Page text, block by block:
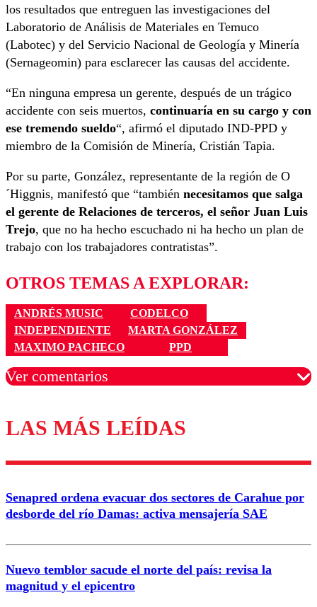
los resultados que entreguen las investigaciones del
Laboratorio de Análisis de Materiales en Temuco
(Labotec) y del Servicio Nacional de Geología y Minería
(Sernageomin) para esclarecer las causas del accidente.
“En ninguna empresa un gerente, después de un trágico
accidente con seis muertos, continuaría en su cargo y con
ese tremendo sueldo“, afirmó el diputado IND-PPD y
miembro de la Comisión de Minería, Cristián Tapia.
Por su parte, González, representante de la región de O
´Higgnis, manifestó que “también necesitamos que salga
el gerente de Relaciones de terceros, el señor Juan Luis
Trejo, que no ha hecho escuchado ni ha hecho un plan de
trabajo con los trabajadores contratistas”.
OTROS TEMAS A EXPLORAR:
ANDRÉS MUSIC
CODELCO
INDEPENDIENTE
MARTA GONZÁLEZ
MAXIMO PACHECO
PPD
Ver comentarios
Los comentarios son moderados para garantizar un
diálogo respetuoso.
Nombre
Correo
LAS MÁS LEÍDAS
Senapred ordena evacuar dos sectores de Carahue por
desborde del río Damas: activa mensajería SAE
Nuevo temblor sacude el norte del país: revisa la
magnitud y el epicentro